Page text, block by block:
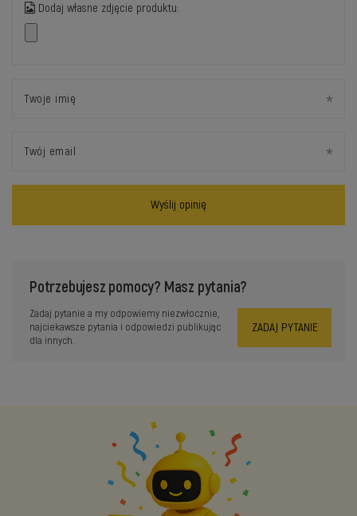
Dodaj własne zdjęcie produktu:
Twoje imię
Twój email
Wyślij opinię
Potrzebujesz pomocy? Masz pytania?
Zadaj pytanie a my odpowiemy niezwłocznie,
najciekawsze pytania i odpowiedzi publikując
dla innych.
ZADAJ PYTANIE